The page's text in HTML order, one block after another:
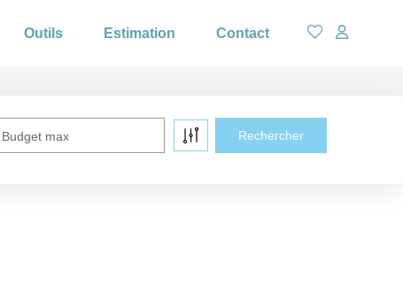
Outils Estimation Contact
Budget max